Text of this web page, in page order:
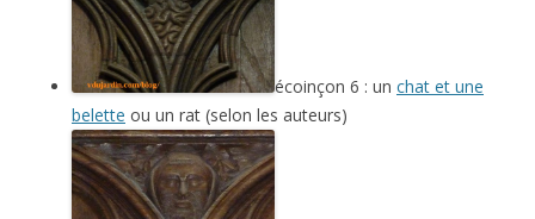
écoinçon 6 : un chat et une
belette ou un rat (selon les auteurs)